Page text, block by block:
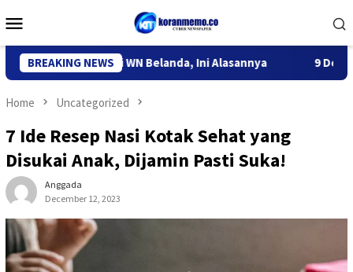
to
Menu
BREAKING NEWS
Deportasi WN Belanda, Ini Alasannya 9 Desa di 6
Home Uncategorized
7 Ide Resep Nasi Kotak Sehat yang
Disukai Anak, Dijamin Pasti Suka!
Anggada
December 12, 2023